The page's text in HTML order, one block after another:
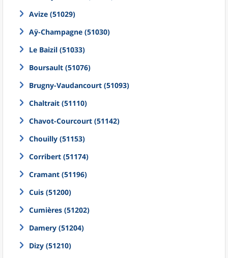
Avize (51029)
Aÿ-Champagne (51030)
Le Baizil (51033)
Boursault (51076)
Brugny-Vaudancourt (51093)
Chaltrait (51110)
Chavot-Courcourt (51142)
Chouilly (51153)
Corribert (51174)
Cramant (51196)
Cuis (51200)
Cumières (51202)
Damery (51204)
Dizy (51210)